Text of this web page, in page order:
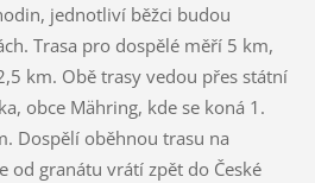
jednotliví běžci budou
Trasa pro dospělé měří 5 km,
km. Obě trasy vedou přes státní
obce Mähring, kde se koná 1.
Dospělí oběhnou trasu na
od granátu vrátí zpět do České